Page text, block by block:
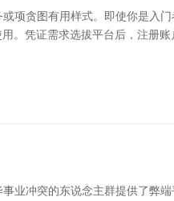
项贪图有用样式。即使你是入
。凭证需求选拔平台后，注册
业冲突的东说念主群提供了弊